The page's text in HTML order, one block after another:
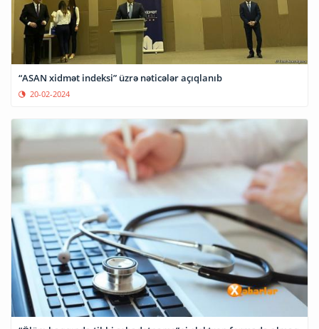
“ASAN xidmət indeksi” üzrə nəticələr açıqlanıb
20-02-2024